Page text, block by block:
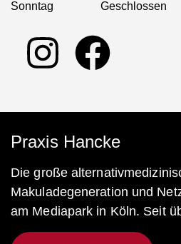
Sonntag
Geschlossen
Praxis Hancke
Die große
Makuladegeneration und
am Mediapark in Köln. Seit